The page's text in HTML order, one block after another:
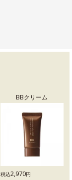
BBクリーム
税込2,970円